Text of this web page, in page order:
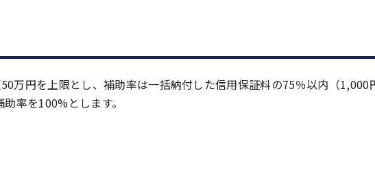
万円を上限とし、補助率は一括納付した信用保証料の75％以内（1,000
率を100%とします。